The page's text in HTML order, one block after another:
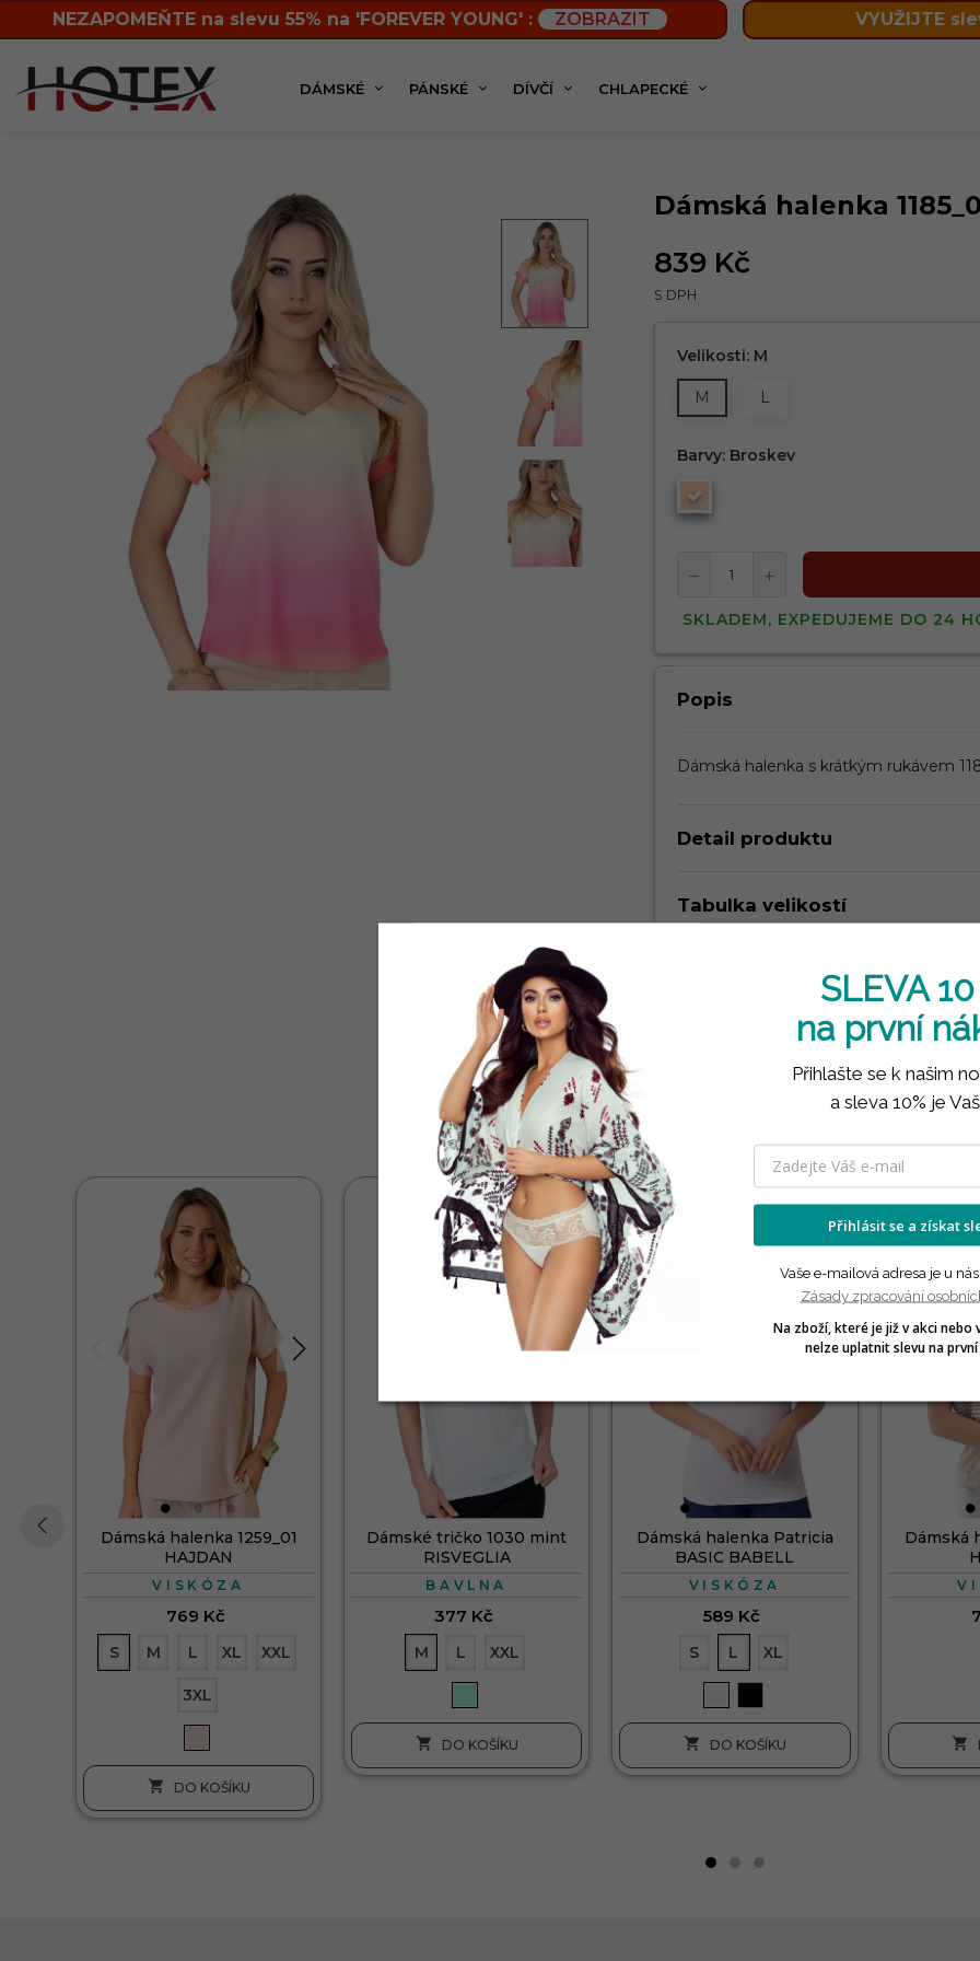
NEZAPOMEŇTE na slevu 55% na 'FOREVER YOUNG' : ZOBRAZIT VYUŽIJTE
DÁMSKÉ PÁNSKÉ DÍVČÍ CHLAPECKÉ
Dámská kolekce
Dámská halenka
839 Kč
S DPH
Velikosti: M
M L
Barvy: Broskev
SKLADEM, EXPEDUJEME DO 24
Popis
Dámská halenka s krátkým rukávem
Detail produktu
Tabulka velikostí
Kdy dostanu zboží?
PRODUKTY VE STEJNÉ KATEGORII
( 12 náhodně vybraných produktů ve stejné kategorii )
Dámská halenka 1259_01
HAJDAN
VISKÓZA
769 Kč
S M L XL XXL
3XL
 DO KOŠÍKU
Dámské tričko 1030 mint
RISVEGLIA
BAVLNA
377 Kč
M L XXL
 DO KOŠÍKU
Dámská halenka Patricia
BASIC BABELL
VISKÓZA
589 Kč
S L XL
 DO KOŠÍKU
Dámská

SLEVA 10
na první
Přihlašte se k našim
a sleva 10% je
Přihlásit se a získat
Vaše e-mailová adresa je u
Zásady zpracování
Na zboží, které je již v akci nebo
nelze uplatnit slevu na první